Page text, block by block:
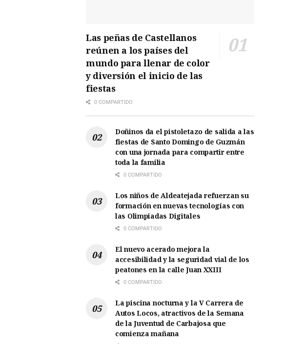
Las peñas de Castellanos
reúnen a los países del
mundo para llenar de color
y diversión el inicio de las
fiestas
0 COMPARTIDO
Doñinos da el pistoletazo de salida a las
fiestas de Santo Domingo de Guzmán
con una jornada para compartir entre
toda la familia
0 COMPARTIDO
Los niños de Aldeatejada refuerzan su
formación en nuevas tecnologías con
las Olimpiadas Digitales
0 COMPARTIDO
El nuevo acerado mejora la
accesibilidad y la seguridad vial de los
peatones en la calle Juan XXIII
0 COMPARTIDO
La piscina nocturna y la V Carrera de
Autos Locos, atractivos de la Semana
de la Juventud de Carbajosa que
comienza mañana